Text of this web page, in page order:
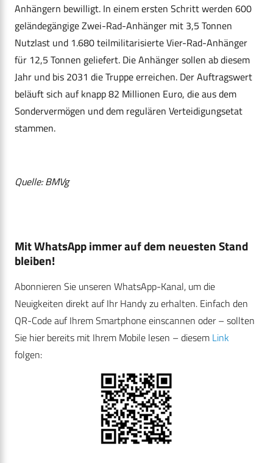
Anhängern bewilligt. In einem ersten Schritt werden 600
geländegängige Zwei-Rad-Anhänger mit 3,5 Tonnen
Nutzlast und 1.680 teilmilitarisierte Vier-Rad-Anhänger
für 12,5 Tonnen geliefert. Die Anhänger sollen ab diesem
Jahr und bis 2031 die Truppe erreichen. Der Auftragswert
beläuft sich auf knapp 82 Millionen Euro, die aus dem
Sondervermögen und dem regulären Verteidigungsetat
stammen.
Quelle: BMVg
Mit WhatsApp immer auf dem neuesten Stand
bleiben!
Abonnieren Sie unseren WhatsApp-Kanal, um die
Neuigkeiten direkt auf Ihr Handy zu erhalten. Einfach den
QR-Code auf Ihrem Smartphone einscannen oder – sollten
Sie hier bereits mit Ihrem Mobile lesen – diesem Link
folgen: